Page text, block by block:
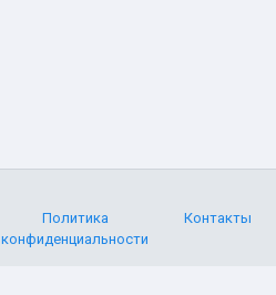
Политика
конфиденциальности
Контакты